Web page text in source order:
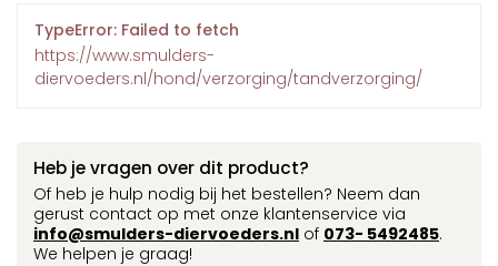
TypeError: Failed to fetch
https://www.smulders-
diervoeders.nl/hond/verzorging/tandverzorging/
Heb je vragen over dit product?
Of heb je hulp nodig bij het bestellen? Neem dan
gerust contact op met onze klantenservice via
info@smulders-diervoeders.nl of 073- 5492485.
We helpen je graag!